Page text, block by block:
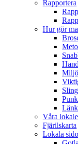
Rapportera
Hur gör
Våra
Fjärilskarta
Lokala